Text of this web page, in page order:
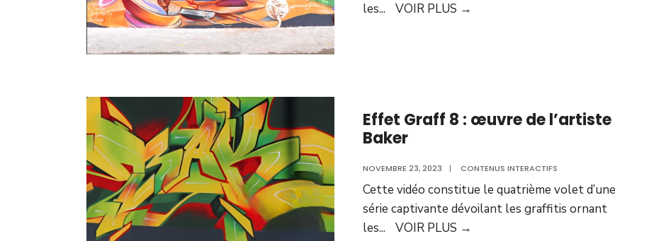
les... VOIR PLUS →
Effet Graff 8 : œuvre de l’artiste
Baker
NOVEMBRE 23, 2023 | CONTENUS INTERACTIFS
Cette vidéo constitue le quatrième volet d’une
série captivante dévoilant les graffitis ornant
les... VOIR PLUS →